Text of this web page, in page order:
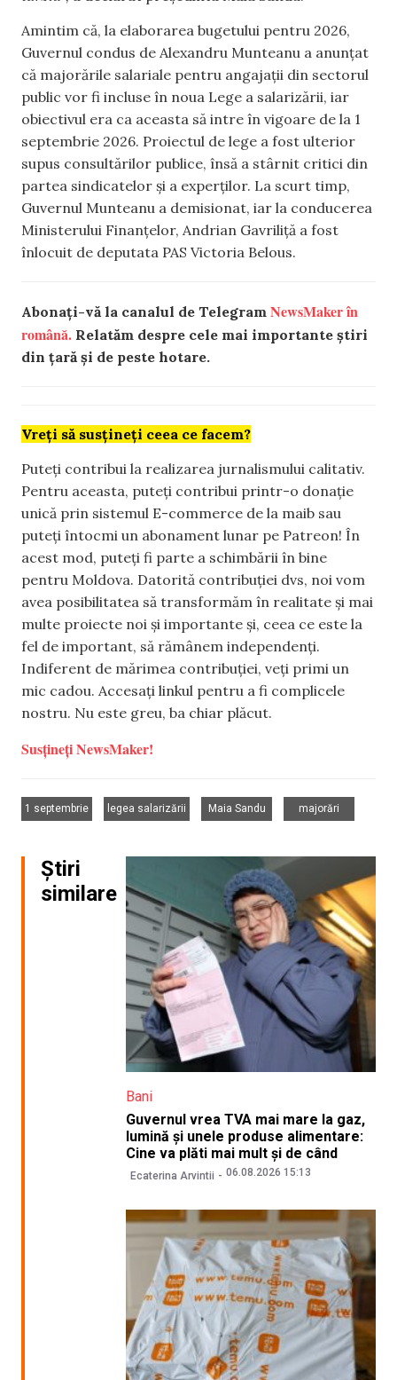
Amintim că, la elaborarea bugetului pentru 2026,
Guvernul condus de Alexandru Munteanu a anunțat
că majorările salariale pentru angajații din sectorul
public vor fi incluse în noua Lege a salarizării, iar
obiectivul era ca aceasta să intre în vigoare de la 1
septembrie 2026. Proiectul de lege a fost ulterior
supus consultărilor publice, însă a stârnit critici din
partea sindicatelor și a experților. La scurt timp,
Guvernul Munteanu a demisionat, iar la conducerea
Ministerului Finanțelor, Andrian Gavriliță a fost
înlocuit de deputata PAS Victoria Belous.
Abonați-vă la canalul de Telegram NewsMaker în
română. Relatăm despre cele mai importante știri
din țară și de peste hotare.
Vreți să susțineți ceea ce facem?
Puteți contribui la realizarea jurnalismului calitativ.
Pentru aceasta, puteți contribui printr-o donație
unică prin sistemul E-commerce de la maib sau
puteți întocmi un abonament lunar pe Patreon! În
acest mod, puteți fi parte a schimbării în bine
pentru Moldova. Datorită contribuției dvs, noi vom
avea posibilitatea să transformăm în realitate și mai
multe proiecte noi și importante și, ceea ce este la
fel de important, să rămânem independenți.
Indiferent de mărimea contribuției, veți primi un
mic cadou. Accesați linkul pentru a fi complicele
nostru. Nu este greu, ba chiar plăcut.
Susțineți NewsMaker!
1 septembrie
legea salarizării
Maia Sandu
majorări
Știri
similare
Bani
Guvernul vrea TVA mai mare la gaz,
lumină și unele produse alimentare:
Cine va plăti mai mult și de când
Ecaterina Arvintii 06.08.2026 15:13